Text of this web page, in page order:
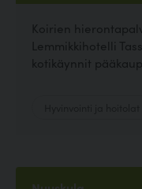
Koirien
Lemmikkihotelli
kotikäynnit